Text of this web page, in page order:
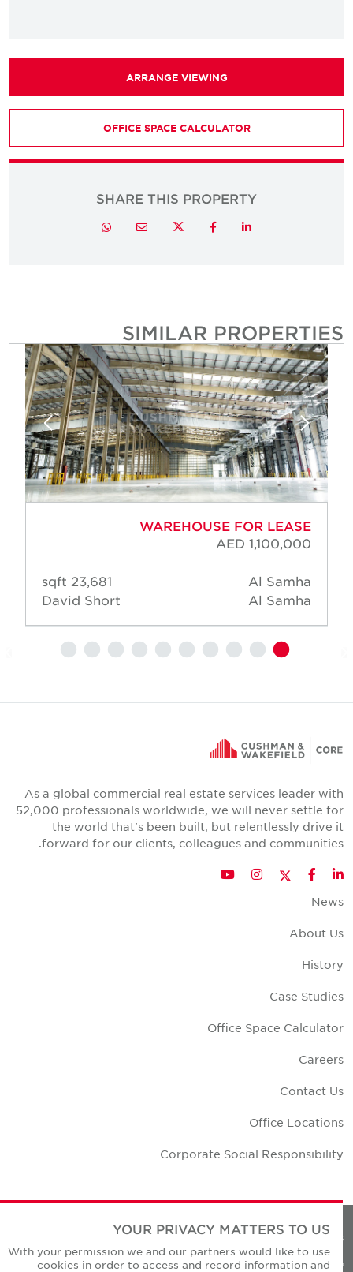
ARRANGE VIEWING
OFFICE SPACE CALCULATOR
SHARE THIS PROPERTY
LinkedIn
Facebook
Twitter
Email
Whatsapp
SIMILAR PROPERTIES
WAREHOUSE FOR LEASE
AED 1,100,000
Al Samha
Al Samha
23,681 sqft
David Short
As a global commercial real estate services leader with
52,000 professionals worldwide, we will never settle for
the world that's been built, but relentlessly drive it
forward for our clients, colleagues and communities.
LinkedIn
Facebook
Twitter
Instagram
YouTube
News
About Us
History
Case Studies
Office Space Calculator
Careers
Contact Us
Office Locations
Corporate Social Responsibility
Privacy Policies
© Copyright Cushman & Wakefield Core 2026.
YOUR PRIVACY MATTERS TO US
With your permission we and our partners would like to use
cookies in order to access and record information and